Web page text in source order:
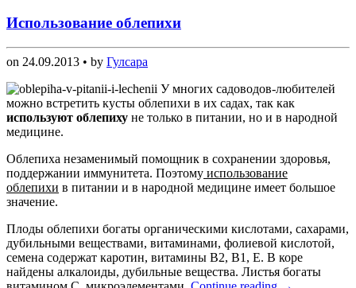
Использование облепихи
on 24.09.2013 • by Гулсара
У многих садоводов-любителей
можно встретить кусты облепихи в их садах, так как
используют облепиху не только в питании, но и в народной
медицине.
Облепиха незаменимый помощник в сохранении здоровья,
поддержании иммунитета. Поэтому использование
облепихи в питании и в народной медицине имеет большое
значение.
Плоды облепихи богаты органическими кислотами, сахарами,
дубильными веществами, витаминами, фолиевой кислотой,
семена содержат каротин, витамины В2, В1, Е. В коре
найдены алкалоиды, дубильные вещества. Листья богаты